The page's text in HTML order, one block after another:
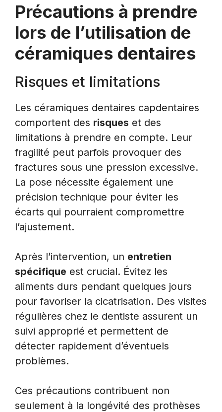
Précautions à prendre
lors de l’utilisation de
céramiques dentaires
Risques et limitations
Les céramiques dentaires capdentaires
comportent des risques et des
limitations à prendre en compte. Leur
fragilité peut parfois provoquer des
fractures sous une pression excessive.
La pose nécessite également une
précision technique pour éviter les
écarts qui pourraient compromettre
l’ajustement.
Après l’intervention, un entretien
spécifique est crucial. Évitez les
aliments durs pendant quelques jours
pour favoriser la cicatrisation. Des visites
régulières chez le dentiste assurent un
suivi approprié et permettent de
détecter rapidement d’éventuels
problèmes.
Ces précautions contribuent non
seulement à la longévité des prothèses